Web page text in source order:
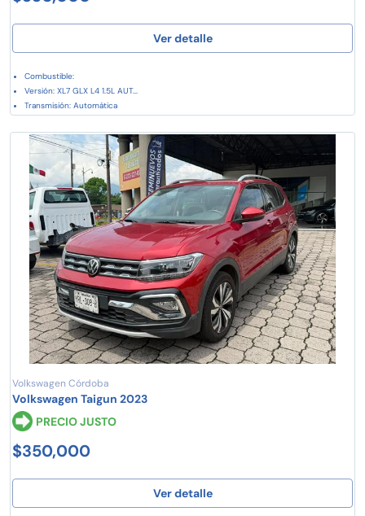
Ver detalle
Combustible:
Versión: XL7 GLX L4 1.5L AUT...
Transmisión: Automática
Volkswagen Córdoba
Volkswagen Taigun 2023
PRECIO JUSTO
$350,000
Ver detalle